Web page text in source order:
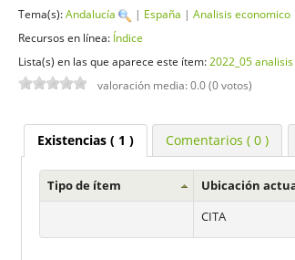
Tema(s):Andalucía | España | Analisis economico
Recursos en línea: Índice
Lista(s) en las que aparece este ítem: 2022_05
valoración media: 0.0 (0 votos)
Existencias( 1 ) Comentarios ( 0 )
Tipo de ítem Ubicación
CITA